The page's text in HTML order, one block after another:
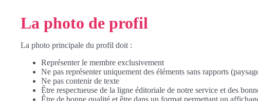
La photo de profil
La photo principale du profil doit :
Représenter le membre exclusivement
Ne pas représenter uniquement des éléments sans rapports
Ne pas contenir de texte
Être respectueuse de la ligne éditoriale de notre service et des
Être de bonne qualité et être dans un format permettant un